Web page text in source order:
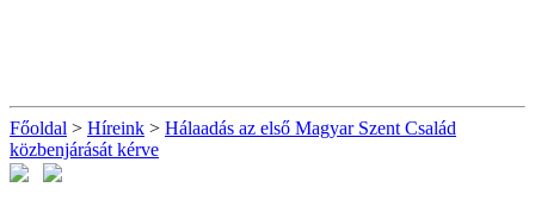
Főoldal > Híreink > Hálaadás az első Magyar Szent Család
közbenjárását kérve